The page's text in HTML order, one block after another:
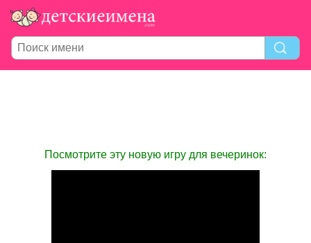
Посмотрите эту новую игру для вечеринок: